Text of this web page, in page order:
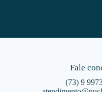
Fale
(73) 9